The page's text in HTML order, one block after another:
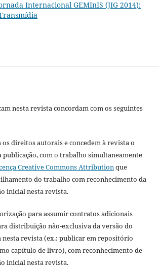
Internacional GEMInIS (JIG 2014):
nesta revista concordam com os seguintes
direitos autorais e concedem à revista o
com o trabalho simultaneamente
Creative Commons Attributionque
do trabalho com reconhecimento da
inicial nesta revista.
para assumir contratos adicionais
distribuição não-exclusiva da versão do
revista (ex.: publicar em repositório
capítulo de livro), com reconhecimento de
inicial nesta revista.